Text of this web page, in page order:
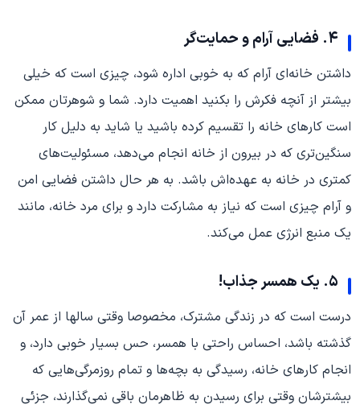
۴. فضایی آرام و حمایت‌گر
داشتن خانه‌ای آرام که به خوبی اداره شود، چیزی است که خیلی
بیشتر از آنچه فکرش را بکنید اهمیت دارد. شما و شوهرتان ممکن
است کارهای خانه را تقسیم کرده باشید یا شاید به دلیل کار
سنگین‌تری که در بیرون از خانه انجام می‌دهد، مسئولیت‌های
کمتری در خانه به عهده‌اش باشد. به هر حال داشتن فضایی امن
و آرام چیزی است که نیاز به مشارکت دارد و برای مرد خانه، مانند
یک منبع انرژی عمل می‌کند.
۵. یک همسر جذاب!
درست است که در زندگی مشترک، مخصوصا وقتی سالها از عمر آن
گذشته باشد، احساس راحتی با همسر، حس بسیار خوبی دارد، و
انجام کارهای خانه، رسیدگی به بچه‌ها و تمام روزمرگی‌هایی که
بیشترشان وقتی برای رسیدن به ظاهرمان باقی نمی‌گذارند، جزئی